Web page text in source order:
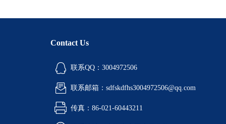
Contact Us
联系QQ：3004972506
联系邮箱：sdfskdfhs3004972506@qq.com
传真：86-021-60443211